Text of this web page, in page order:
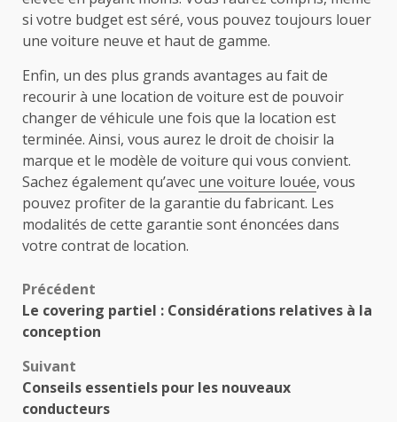
si votre budget est séré, vous pouvez toujours louer
une voiture neuve et haut de gamme.
Enfin, un des plus grands avantages au fait de
recourir à une location de voiture est de pouvoir
changer de véhicule une fois que la location est
terminée. Ainsi, vous aurez le droit de choisir la
marque et le modèle de voiture qui vous convient.
Sachez également qu’avec une voiture louée, vous
pouvez profiter de la garantie du fabricant. Les
modalités de cette garantie sont énoncées dans
votre contrat de location.
Navigation
d’article
Précédent
Le covering partiel : Considérations relatives à la
conception
Suivant
Conseils essentiels pour les nouveaux
conducteurs